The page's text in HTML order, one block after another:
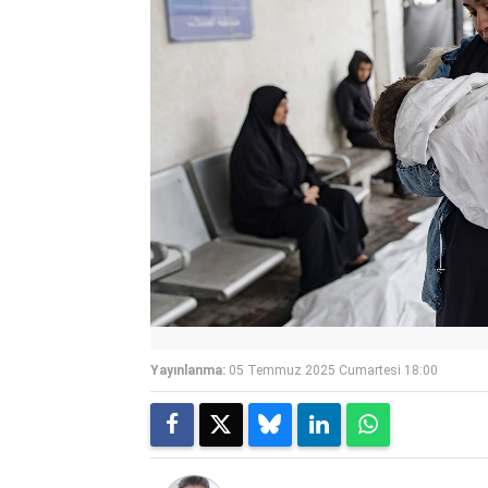
Yayınlanma: 05 Temmuz 2025 Cumartesi 18:00